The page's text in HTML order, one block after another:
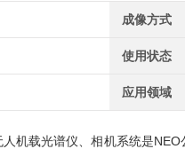
成像方式
使用状态
应用领域
机载光谱仪、相机系统是